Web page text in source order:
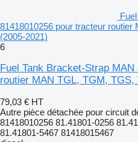
81418010256 pour tracteur
(2005-2021)
6
Fuel Tank Bracket-Strap
routier MAN TGL, TGM, TGS,
79,03 € HT
Autre pièce détachée pour circuit
81418010256 81.41801-0256
81.41801-5467 81418015467